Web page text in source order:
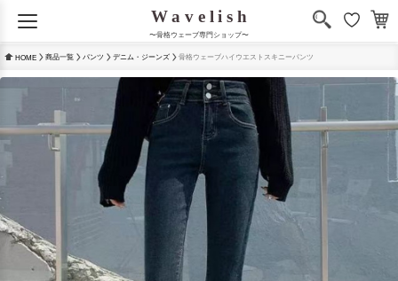
〜骨格ウェーブ専門ショップ〜
HOME 商品一覧 パンツ デニム・ジーンズ 骨格ウェーブハイウエストスキニーパンツ